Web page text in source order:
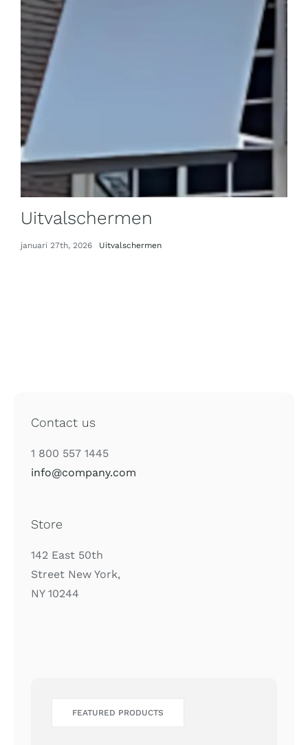
Uitvalschermen
januari 27th, 2026 Uitvalschermen
Contact us
1 800 557 1445
info@company.com
Store
142 East 50th
Street New York,
NY 10244
FEATURED PRODUCTS